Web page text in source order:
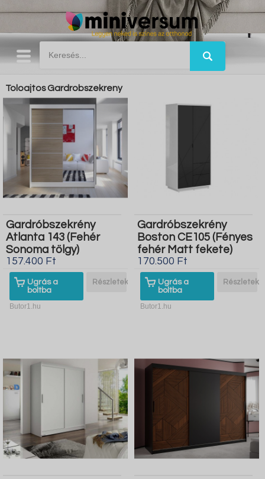
Toloajtos Gardrobszekreny
Gardróbszekrény
Atlanta 143 (Fehér
Sonoma tölgy)
157.400 Ft
Ugrás a
boltba
Részletek
Butor1.hu
Gardróbszekrény
Boston CE105 (Fényes
fehér Matt fekete)
170.500 Ft
Ugrás a
boltba
Részletek
Butor1.hu